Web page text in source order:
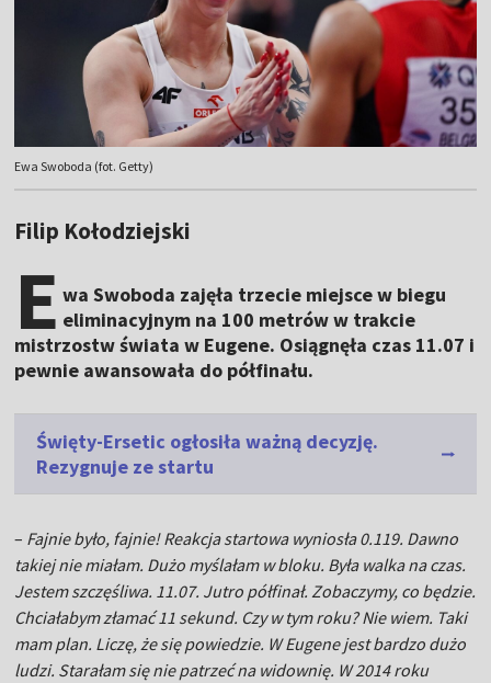
Ewa Swoboda (fot. Getty)
Filip Kołodziejski
E wa Swoboda zajęła trzecie miejsce w biegu
eliminacyjnym na 100 metrów w trakcie
mistrzostw świata w Eugene. Osiągnęła czas 11.07 i
pewnie awansowała do półfinału.
Święty-Ersetic ogłosiła ważną decyzję.
Rezygnuje ze startu
– Fajnie było, fajnie! Reakcja startowa wyniosła 0.119. Dawno
takiej nie miałam. Dużo myślałam w bloku. Była walka na czas.
Jestem szczęśliwa. 11.07. Jutro półfinał. Zobaczymy, co będzie.
Chciałabym złamać 11 sekund. Czy w tym roku? Nie wiem. Taki
mam plan. Liczę, że się powiedzie. W Eugene jest bardzo dużo
ludzi. Starałam się nie patrzeć na widownię. W 2014 roku